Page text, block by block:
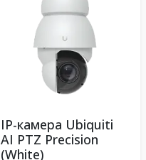
IP-камера Ubiquiti
AI PTZ Precision
(White)